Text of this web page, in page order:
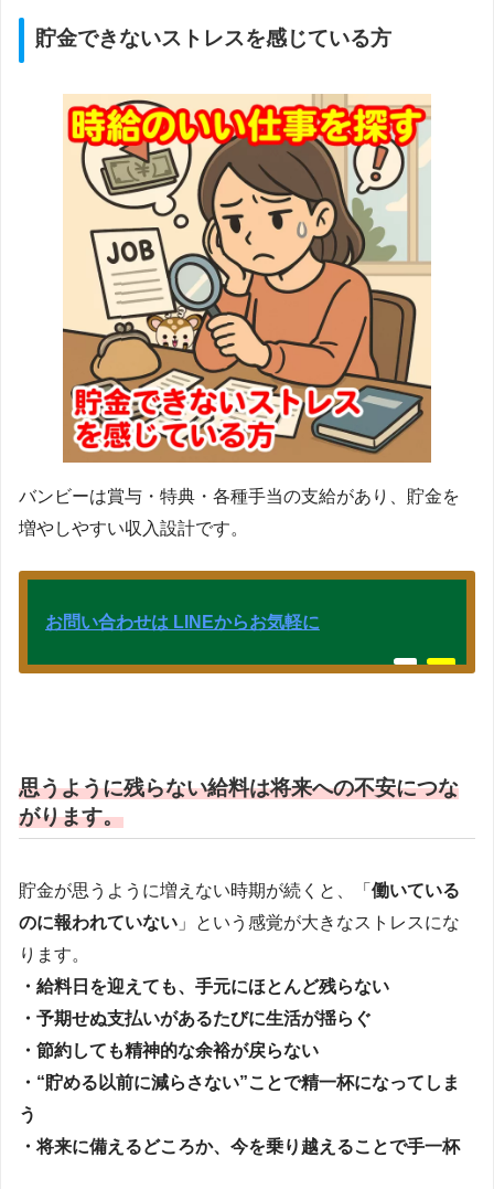
貯金できないストレスを感じている方
バンビーは賞与・特典・各種手当の支給があり、貯金を
増やしやすい収入設計です。
お問い合わせは LINEからお気軽に
思うように残らない給料は将来への不安につな
がります。
貯金が思うように増えない時期が続くと、「 働いている
のに報われていない 」という感覚が大きなストレスにな
ります。
・給料日を迎えても、手元にほとんど残らない
・予期せぬ支払いがあるたびに生活が揺らぐ
・節約しても精神的な余裕が戻らない
・“貯める以前に減らさない”ことで精一杯になってしま
う
・将来に備えるどころか、今を乗り越えることで手一杯